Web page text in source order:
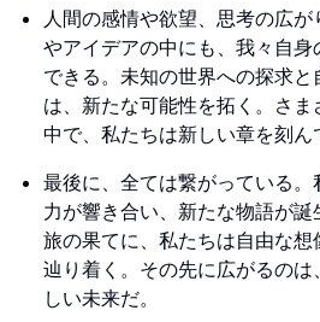
人間の感情や欲望、思考の広
やアイデアの中にも、我々自
できる。未知の世界への探求
は、新たな可能性を拓く。さま
中で、私たちは新しい章を刻ん
最後に、全ては繋がっている
力が響き合い、新たな物語が
旅の果てに、私たちは自由な想
辿り着く。その先に広がるの
しい未来だ。